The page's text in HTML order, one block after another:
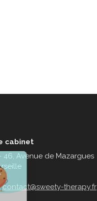
cabinet
Avenue de Mazargues
contact@sweety-therapy.fr